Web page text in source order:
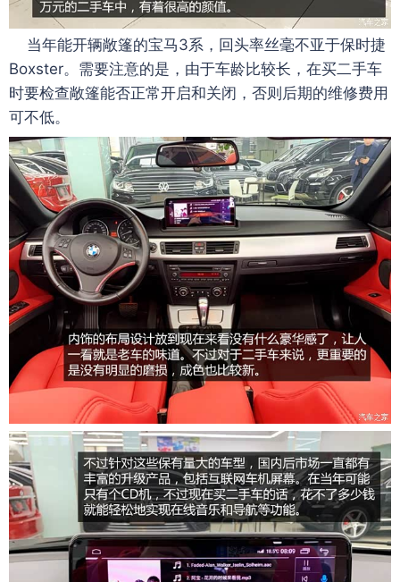
当年能开辆敞篷的宝马3系，回头率丝毫不亚于保时捷
Boxster。需要注意的是，由于车龄比较长，在买二手车
时要检查敞篷能否正常开启和关闭，否则后期的维修费用
可不低。